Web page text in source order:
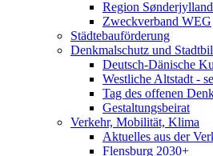
Region
Zweckverband WEG
Städtebauförderung
Denkmalschutz und
Deutsch-Dänische
Westliche Altstadt -
Tag des offenen
Gestaltungsbeirat
Verkehr, Mobilität, Klima
Aktuelles aus der
Flensburg 2030+